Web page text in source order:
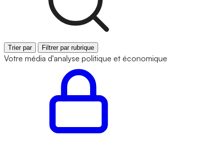
Trier par Filtrer par rubrique
Votre média d'analyse politique et économique